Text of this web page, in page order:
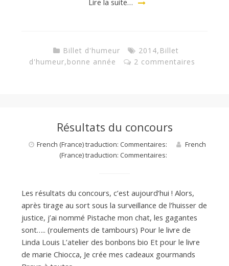
Lire la suite…
Billet d'humeur 2014, Billet
d'humeur,bonne année 2 commentaires
Résultats du concours
French (France) traduction: Commentaires:
French
(France) traduction: Commentaires:
Les résultats du concours, c’est aujourd’hui ! Alors,
après tirage au sort sous la surveillance de l’huisser de
justice, j’ai nommé Pistache mon chat, les gagantes
sont….. (roulements de tambours) Pour le livre de
Linda Louis L’atelier des bonbons bio Et pour le livre
de marie Chiocca, Je crée mes cadeaux gourmands